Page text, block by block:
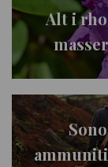
Alt i